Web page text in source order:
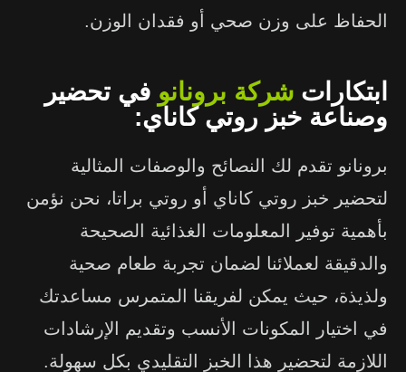
الحفاظ على وزن صحي أو فقدان الوزن.
ابتكارات شركة برونانو في تحضير
وصناعة خبز روتي كاناي:
برونانو تقدم لك النصائح والوصفات المثالية
لتحضير خبز روتي كاناي أو روتي براتا، نحن نؤمن
بأهمية توفير المعلومات الغذائية الصحيحة
والدقيقة لعملائنا لضمان تجربة طعام صحية
ولذيذة، حيث يمكن لفريقنا المتمرس مساعدتك
في اختيار المكونات الأنسب وتقديم الإرشادات
اللازمة لتحضير هذا الخبز التقليدي بكل سهولة.